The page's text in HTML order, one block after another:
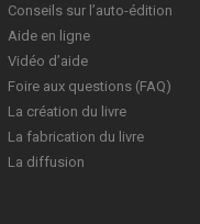
Conseils sur l’auto-édition
Aide en ligne
Vidéo d’aide
Foire aux questions (FAQ)
La création du livre
La fabrication du livre
La diffusion